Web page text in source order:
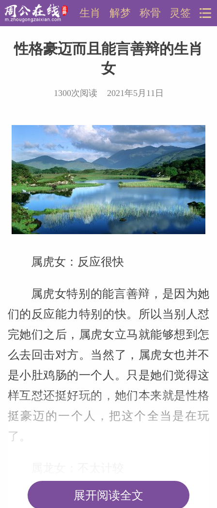
灵签
称骨
解梦
生肖
性格豪迈而且能言善辩的生肖
女
1300次阅读 2021年5月11日
属虎女：反应很快
属虎女特别的能言善辩，是因为她
们的反应能力特别的快。所以当别人怼
完她们之后，属虎女立马就能够想到怎
么去回击对方。当然了，属虎女也并不
是小肚鸡肠的一个人。只是她们觉得这
样互怼还挺好玩的，她们本来就是性格
挺豪迈的一个人，把这个全当是在玩
了。
属龙女在与人相处中，一直都是性
展开阅读全文